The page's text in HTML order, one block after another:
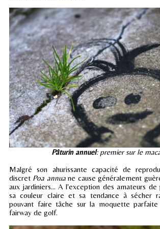
Pâturin annuel: premier sur le
Malgré son ahurissante capacité de
discret Poa annuane cause généralement
aux jardiniers... A l'exception des amateurs de
sa couleur claire et sa tendance à sécher
pouvant faire tâche sur la moquette
fairway de golf.